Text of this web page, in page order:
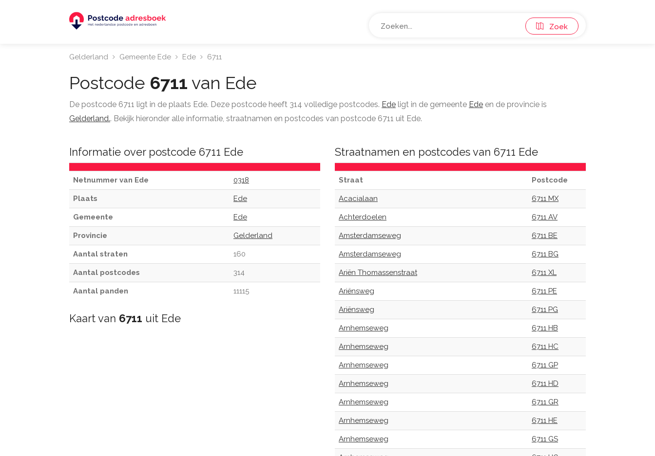
Zoek
Gelderland Gemeente Ede Ede 6711
Postcode 6711 van Ede
De postcode 6711 ligt in de plaats Ede. Deze postcode heeft 314 volledige postcodes. Ede ligt in de gemeente Ede en de provincie is
Gelderland.. Bekijk hieronder alle informatie, straatnamen en postcodes van postcode 6711 uit Ede.
Informatie over postcode 6711 Ede
Netnummer van Ede 0318
Plaats Ede
Gemeente Ede
Provincie Gelderland
Aantal straten 160
Aantal postcodes 314
Aantal panden 11115
Kaart van 6711 uit Ede
Straatnamen en postcodes van 6711 Ede
Straat Postcode
Acacialaan 6711 MX
Achterdoelen 6711 AV
Amsterdamseweg 6711 BE
Amsterdamseweg 6711 BG
Ariën Thomassenstraat 6711 XL
Ariënsweg 6711 PE
Ariënsweg 6711 PG
Arnhemseweg 6711 HB
Arnhemseweg 6711 HC
Arnhemseweg 6711 GP
Arnhemseweg 6711 HD
Arnhemseweg 6711 GR
Arnhemseweg 6711 HE
Arnhemseweg 6711 GS